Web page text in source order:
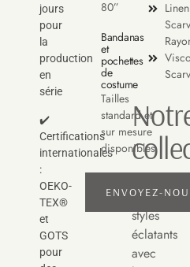
jours
pour
la
production
en
série
✔️
Certifications
internationales
:
OEKO-
TEX®
et
GOTS
pour
80”
Bandanas
et
pochettes
de
costume
Tailles
standard et
sur mesure
disponibles
ENVOYEZ-
Linen
Découvrez
des
styles
éclatants
avec